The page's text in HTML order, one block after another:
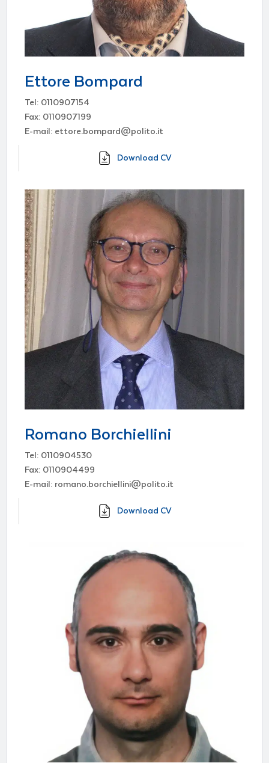
Ettore Bompard
Tel: 0110907154
Fax: 0110907199
E-mail: ettore.bompard@polito.it
Download CV
Romano Borchiellini
Tel: 0110904530
Fax: 0110904499
E-mail: romano.borchiellini@polito.it
Download CV